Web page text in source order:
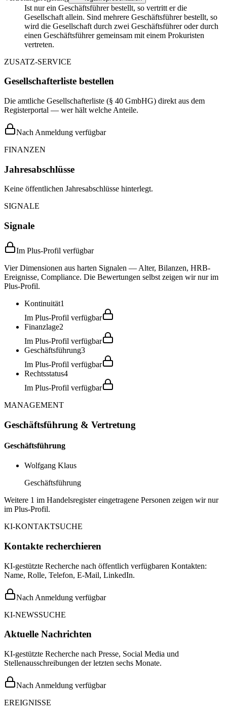
Ist nur ein Geschäftsführer bestellt, so vertritt er die
Gesellschaft allein. Sind mehrere Geschäftsführer bestellt, so
wird die Gesellschaft durch zwei Geschäftsführer oder durch
einen Geschäftsführer gemeinsam mit einem Prokuristen
vertreten.
ZUSATZ-SERVICE
Gesellschafterliste bestellen
Die amtliche Gesellschafterliste (§ 40 GmbHG) direkt aus dem
Registerportal — wer hält welche Anteile.
Nach Anmeldung verfügbar
FINANZEN
Jahresabschlüsse
Keine öffentlichen Jahresabschlüsse hinterlegt.
SIGNALE
Signale
Im Plus-Profil verfügbar
Vier Dimensionen aus harten Signalen — Alter, Bilanzen, HRB-
Ereignisse, Compliance. Die Bewertungen selbst zeigen wir nur im
Plus-Profil.
Kontinuität1
Im Plus-Profil verfügbar
Finanzlage2
Im Plus-Profil verfügbar
Geschäftsführung3
Im Plus-Profil verfügbar
Rechtsstatus4
Im Plus-Profil verfügbar
MANAGEMENT
Geschäftsführung & Vertretung
Geschäftsführung
Wolfgang Klaus
Geschäftsführung
Weitere 1 im Handelsregister eingetragene Personen zeigen wir nur
im Plus-Profil.
KI-KONTAKTSUCHE
Kontakte recherchieren
KI-gestützte Recherche nach öffentlich verfügbaren Kontakten:
Name, Rolle, Telefon, E-Mail, LinkedIn.
Nach Anmeldung verfügbar
KI-NEWSSUCHE
Aktuelle Nachrichten
KI-gestützte Recherche nach Presse, Social Media und
Stellenausschreibungen der letzten sechs Monate.
Nach Anmeldung verfügbar
EREIGNISSE